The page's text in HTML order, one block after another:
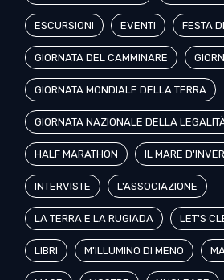
ESCURSIONI EVENTI FESTA
GIORNATA DEL CAMMINARE
GIORNATA MONDIALE DELLA TERRA
GIORNATA NAZIONALE DELLA
HALF MARATHON IL MARE
INTERVISTE L'ASSOCIAZIONE
LA TERRA E LA RUGIADA LET'S
LIBRI M'ILLUMINO DI MENO